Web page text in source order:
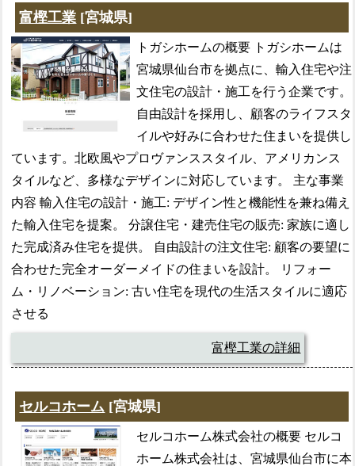
富樫工業 [宮城県]
トガシホームの概要 トガシホームは
宮城県仙台市を拠点に、輸入住宅や注
文住宅の設計・施工を行う企業です。
自由設計を採用し、顧客のライフスタ
イルや好みに合わせた住まいを提供し
ています。北欧風やプロヴァンススタイル、アメリカンス
タイルなど、多様なデザインに対応しています。 主な事業
内容 輸入住宅の設計・施工: デザイン性と機能性を兼ね備え
た輸入住宅を提案。 分譲住宅・建売住宅の販売: 家族に適し
た完成済み住宅を提供。 自由設計の注文住宅: 顧客の要望に
合わせた完全オーダーメイドの住まいを設計。 リフォー
ム・リノベーション: 古い住宅を現代の生活スタイルに適応
させる
富樫工業の詳細
セルコホーム [宮城県]
セルコホーム株式会社の概要 セルコ
ホーム株式会社は、宮城県仙台市に本